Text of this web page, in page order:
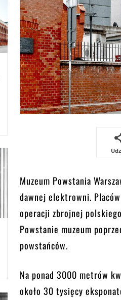
Muzeum Powstania
dawnej elektrowni.
operacji zbrojnej
Powstanie muzeum
powstańców.
Na ponad 3000 metrów
około 30 tysięcy